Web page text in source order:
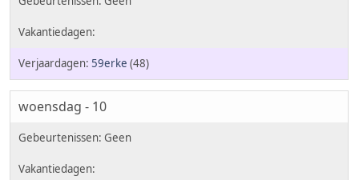
59erke (48)
woensdag - 10